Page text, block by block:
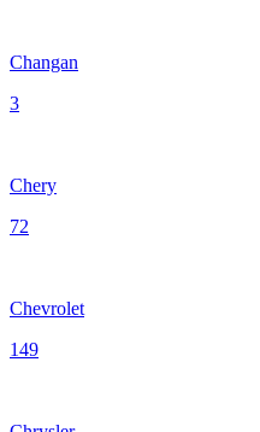
Changan
3
Chery
72
Chevrolet
149